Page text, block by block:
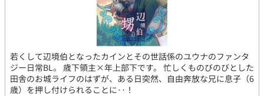
若くして辺境伯となったカインとその世話係のユウナのファンタ
ジー日常BL。 歳下領主×年上部下です。 忙しくものびのびとした
田舎のお城ライフのはずが、ある日突然、自由奔放な兄に息子（6
歳）を押し付けられることに‥！